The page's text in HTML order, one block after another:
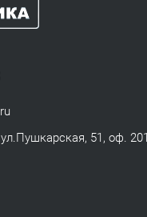
51, оф. 201